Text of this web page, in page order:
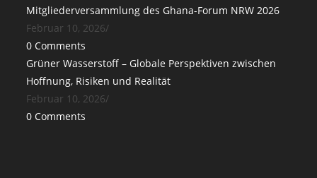
Mitgliederversammlung des Ghana-Forum NRW 2026
Februar 10, 2026/
0 Comments
Grüner Wasserstoff – Globale Perspektiven zwischen
Hoffnung, Risiken und Realität
Februar 10, 2026/
0 Comments